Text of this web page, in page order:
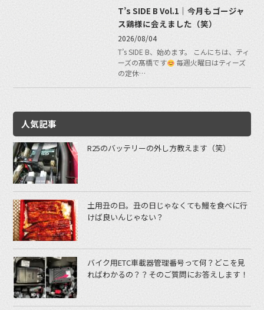
T’s SIDE B Vol.1｜今月もゴージャ
ス鶏様に会えました（笑）
2026/08/04
T’s SIDE B、始めます。 こんにちは、ティ
ーズの髙橋です
毎週火曜日はティーズ
の定休…
人気記事
R25のバッテリーの外し方教えます（笑）
土用丑の日。丑の日じゃなくても鰻を食べに行
けば良いんじゃない？
バイク用ETC車載器管理番号って何？どこを見
ればわかるの？？そのご質問にお答えします！